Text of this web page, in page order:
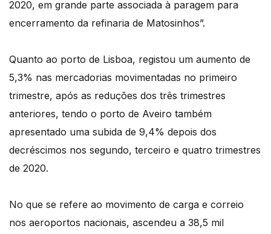
2020, em grande parte associada à paragem para
encerramento da refinaria de Matosinhos”.
Quanto ao porto de Lisboa, registou um aumento de
5,3% nas mercadorias movimentadas no primeiro
trimestre, após as reduções dos três trimestres
anteriores, tendo o porto de Aveiro também
apresentado uma subida de 9,4% depois dos
decréscimos nos segundo, terceiro e quatro trimestres
de 2020.
No que se refere ao movimento de carga e correio
nos aeroportos nacionais, ascendeu a 38,5 mil